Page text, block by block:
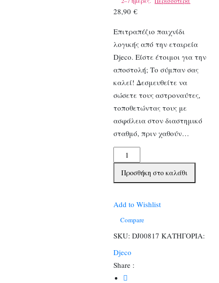
28,90€
Επιτραπέζιο παιχνίδι
λογικής από την εταιρεία
Djeco. Είστε έτοιμοι για την
αποστολή; Το σύμπαν σας
καλεί! Δεσμευθείτε να
σώσετε τους αστροναύτες,
τοποθετώντας τους με
ασφάλεια στον διαστημικό
σταθμό, πριν χαθούν…
Djeco
επιτραπέζιο
παιχνίδι
ποσότητα
Προσθήκη στο καλάθι
Add to Wishlist
Compare
SKU: DJ00817 ΚΑΤΗΓΟΡΙΑ:
Djeco
Share :